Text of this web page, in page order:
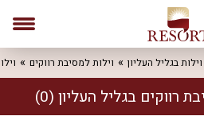
וילות בגליל העליון וילות למסיבת רווקים
רווקים בגליל העליון (0)